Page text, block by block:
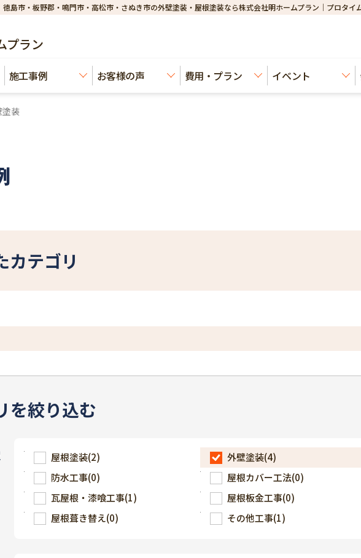
徳島市・板野郡・鳴門市・高松市・さぬき市の外壁塗装・屋根塗装なら株式会社明ホームプラン｜プロタイ
プラン
施工事例 お客様の声 費用・プラン イベント
塗装
カテゴリ
を絞り込む
屋根塗装(2) 外壁塗装(4)
防水工事(0) 屋根カバー工法(0)
瓦屋根・漆喰工事(1) 屋根板金工事(0)
屋根葺き替え(0) その他工事(1)